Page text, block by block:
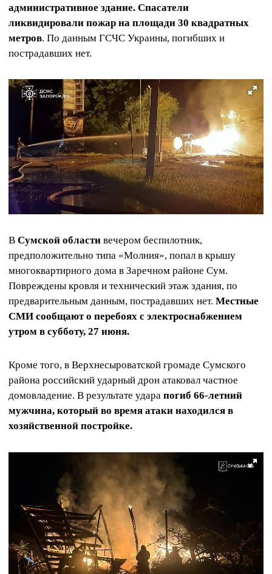
административное здание. Спасатели
ликвидировали пожар на площади 30 квадратных
метров. По данным ГСЧС Украины, погибших и
пострадавших нет.
В Сумской области вечером беспилотник,
предположительно типа «Молния», попал в крышу
многоквартирного дома в Заречном районе Сум.
Повреждены кровля и технический этаж здания, по
предварительным данным, пострадавших нет. Местные
СМИ сообщают о перебоях с электроснабжением
утром в субботу, 27 июня.
Кроме того, в Верхнесыроватской громаде Сумского
района российский ударный дрон атаковал частное
домовладение. В результате удара погиб 66-летний
мужчина, который во время атаки находился в
хозяйственной постройке.